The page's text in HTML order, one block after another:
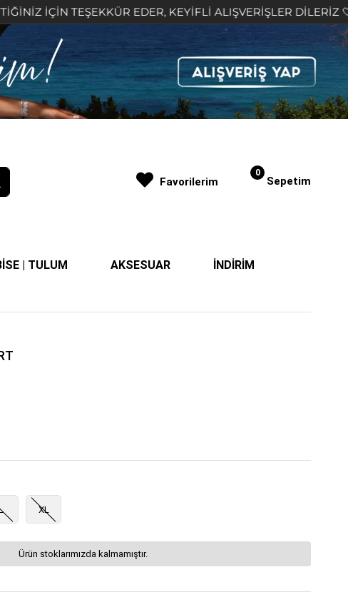
TEŞEKKÜR EDER, KEYİFLİ ALIŞVERİŞLER DİLERİZ 🤍
Sepetim
0
| TULUM AKSESUAR İNDİRİM
Favorilerim
XL
Ürün stoklarımızda kalmamıştır.